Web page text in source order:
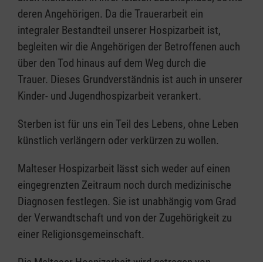
deren Angehörigen. Da die Trauerarbeit ein
integraler Bestandteil unserer Hospizarbeit ist,
begleiten wir die Angehörigen der Betroffenen auch
über den Tod hinaus auf dem Weg durch die
Trauer. Dieses Grundverständnis ist auch in unserer
Kinder- und Jugendhospizarbeit verankert.
Sterben ist für uns ein Teil des Lebens, ohne Leben
künstlich verlängern oder verkürzen zu wollen.
Malteser Hospizarbeit lässt sich weder auf einen
eingegrenzten Zeitraum noch durch medizinische
Diagnosen festlegen. Sie ist unabhängig vom Grad
der Verwandtschaft und von der Zugehörigkeit zu
einer Religionsgemeinschaft.